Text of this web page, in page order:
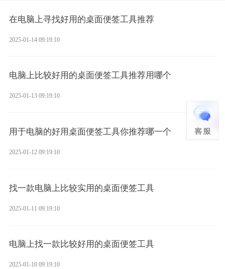
在电脑上寻找好用的桌面便签工具推荐
2025-01-14 09:19:10
电脑上比较好用的桌面便签工具推荐用哪个
2025-01-13 09:19:10
用于电脑的好用桌面便签工具你推荐哪一个
2025-01-12 09:19:10
找一款电脑上比较实用的桌面便签工具
2025-01-11 09:19:10
电脑上找一款比较好用的桌面便签工具
2025-01-10 09:19:10